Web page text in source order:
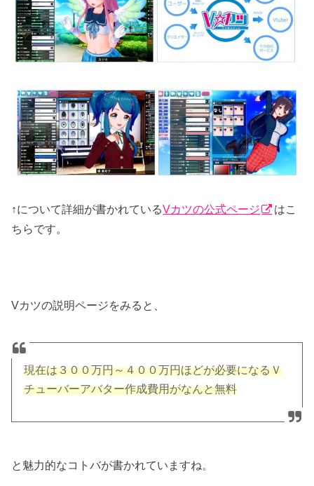
↑について詳細が書かれているVカツの公式ページ
はこ
ちらです。
Vカツの説明ページをみると、
現在は３００万円～４００万円ほどが必要になるＶ
チューバーアバター作成費用がなんと無料
と魅力的なコトバが書かれていますね。